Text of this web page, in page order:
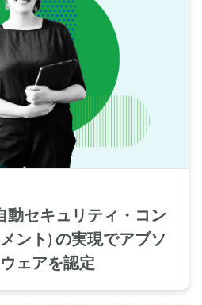
動セキュリティ・コン
ント) の実現でアブソ
ェアを認定